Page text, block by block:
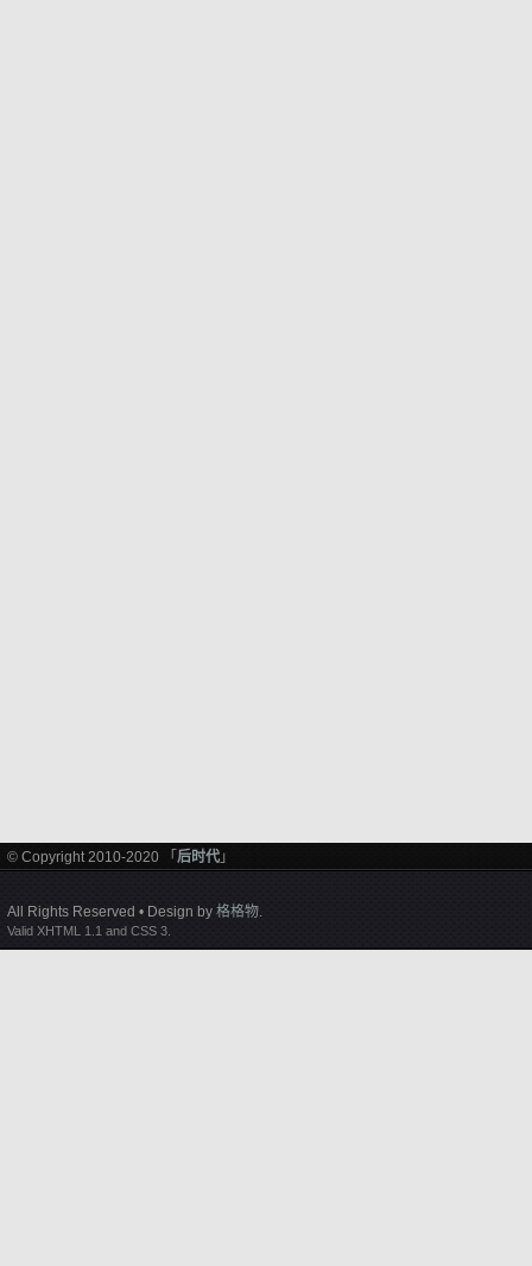
© Copyright 2010-2020 「 后时代 」
All Rights Reserved • Design by 格格物.
Valid XHTML 1.1 and CSS 3.